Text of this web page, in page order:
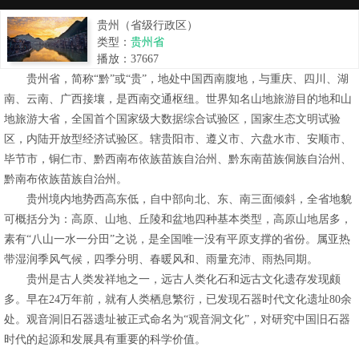
贵州（省级行政区）
类型： 贵州省
播放： 37667
贵州省，简称“黔”或“贵”，地处中国西南腹地，与重庆、四川、湖
南、云南、广西接壤，是西南交通枢纽。世界知名山地旅游目的地和山
地旅游大省，全国首个国家级大数据综合试验区，国家生态文明试验
区，内陆开放型经济试验区。辖贵阳市、遵义市、六盘水市、安顺市、
毕节市，铜仁市、黔西南布依族苗族自治州、黔东南苗族侗族自治州、
黔南布依族苗族自治州。
贵州境内地势西高东低，自中部向北、东、南三面倾斜，全省地貌
可概括分为：高原、山地、丘陵和盆地四种基本类型，高原山地居多，
素有“八山一水一分田”之说，是全国唯一没有平原支撑的省份。属亚热
带湿润季风气候，四季分明、春暖风和、雨量充沛、雨热同期。
贵州是古人类发祥地之一，远古人类化石和远古文化遗存发现颇
多。早在24万年前，就有人类栖息繁衍，已发现石器时代文化遗址80余
处。观音洞旧石器遗址被正式命名为“观音洞文化”，对研究中国旧石器
时代的起源和发展具有重要的科学价值。